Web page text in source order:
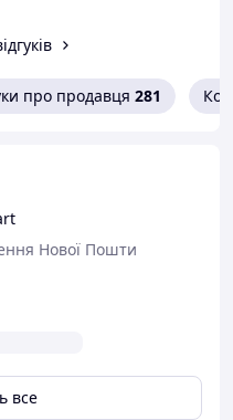
про продавця 281
Нової Пошти
все